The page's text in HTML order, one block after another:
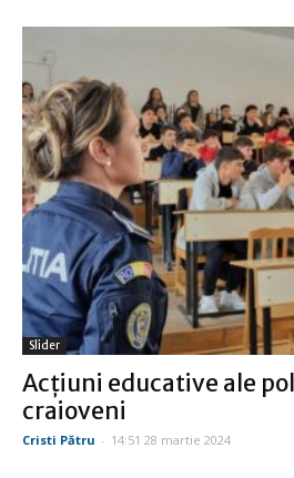
Slider
Acţiuni educative ale
craioveni
Cristi Pătru - 14:51 28 martie 2024